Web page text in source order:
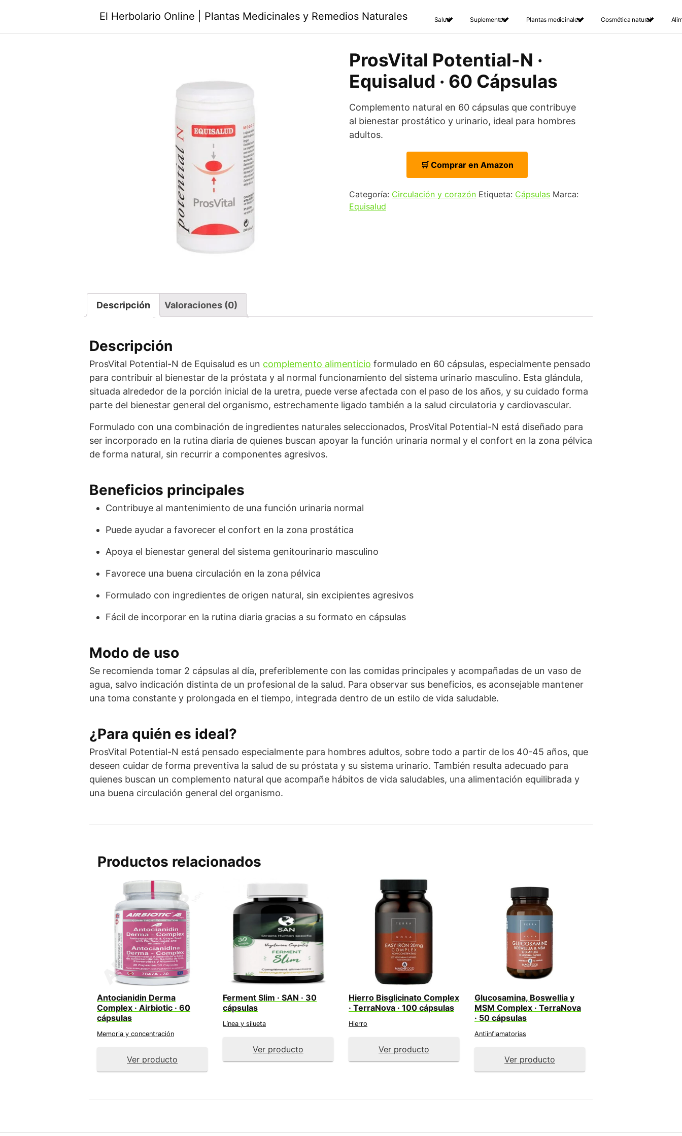
El Herbolario Online | Plantas Medicinales y Remedios Naturales Salud Suplementos Plantas medicinales Cosmética natural
ProsVital Potential-N ·
Equisalud · 60 Cápsulas
Complemento natural en 60 cápsulas que contribuye
al bienestar prostático y urinario, ideal para hombres
adultos.
🛒 Comprar en Amazon
Categoría: Circulación y corazón Etiqueta: Cápsulas Marca:
Equisalud
Descripción Valoraciones (0)
Descripción
ProsVital Potential-N de Equisalud es un complemento alimenticio formulado en 60 cápsulas, especialmente pensado
para contribuir al bienestar de la próstata y al normal funcionamiento del sistema urinario masculino. Esta glándula,
situada alrededor de la porción inicial de la uretra, puede verse afectada con el paso de los años, y su cuidado forma
parte del bienestar general del organismo, estrechamente ligado también a la salud circulatoria y cardiovascular.
Formulado con una combinación de ingredientes naturales seleccionados, ProsVital Potential-N está diseñado para
ser incorporado en la rutina diaria de quienes buscan apoyar la función urinaria normal y el confort en la zona pélvica
de forma natural, sin recurrir a componentes agresivos.
Beneficios principales
Contribuye al mantenimiento de una función urinaria normal
Puede ayudar a favorecer el confort en la zona prostática
Apoya el bienestar general del sistema genitourinario masculino
Favorece una buena circulación en la zona pélvica
Formulado con ingredientes de origen natural, sin excipientes agresivos
Fácil de incorporar en la rutina diaria gracias a su formato en cápsulas
Modo de uso
Se recomienda tomar 2 cápsulas al día, preferiblemente con las comidas principales y acompañadas de un vaso de
agua, salvo indicación distinta de un profesional de la salud. Para observar sus beneficios, es aconsejable mantener
una toma constante y prolongada en el tiempo, integrada dentro de un estilo de vida saludable.
¿Para quién es ideal?
ProsVital Potential-N está pensado especialmente para hombres adultos, sobre todo a partir de los 40-45 años, que
deseen cuidar de forma preventiva la salud de su próstata y su sistema urinario. También resulta adecuado para
quienes buscan un complemento natural que acompañe hábitos de vida saludables, una alimentación equilibrada y
una buena circulación general del organismo.
Productos relacionados
Antocianidin Derma
Complex · Airbiotic · 60
cápsulas
Memoria y concentración
Ver producto
Ferment Slim · SAN · 30
cápsulas
Línea y silueta
Ver producto
Hierro Bisglicinato Complex
· TerraNova · 100 cápsulas
Hierro
Ver producto
Glucosamina, Boswellia y
MSM Complex · TerraNova
· 50 cápsulas
Antiinflamatorias
Ver producto